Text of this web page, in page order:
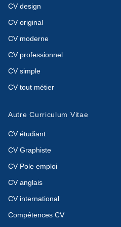
CV design
CV original
CV moderne
CV professionnel
CV simple
CV tout métier
Autre Curriculum Vitae
CV étudiant
CV Graphiste
CV Pole emploi
CV anglais
CV international
Compétences CV